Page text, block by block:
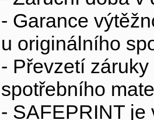
- Garance
u originálního
- Převzetí
spotřebního
- SAFEPRINT je